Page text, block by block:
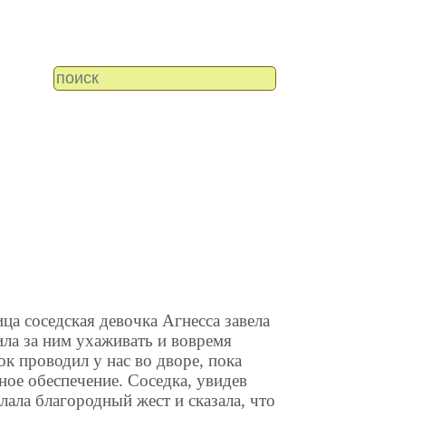
соседская девочка Агнесса завела
за ним ухаживать и вовремя
проводил у нас во дворе, пока
обеспечение. Соседка, увидев
благородный жест и сказала, что